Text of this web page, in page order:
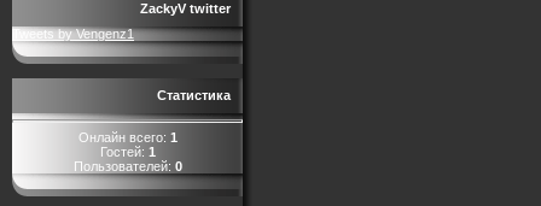
ZackyV twitter
Tweets by Vengenz1
Статистика
Онлайн всего: 1
Гостей: 1
Пользователей: 0